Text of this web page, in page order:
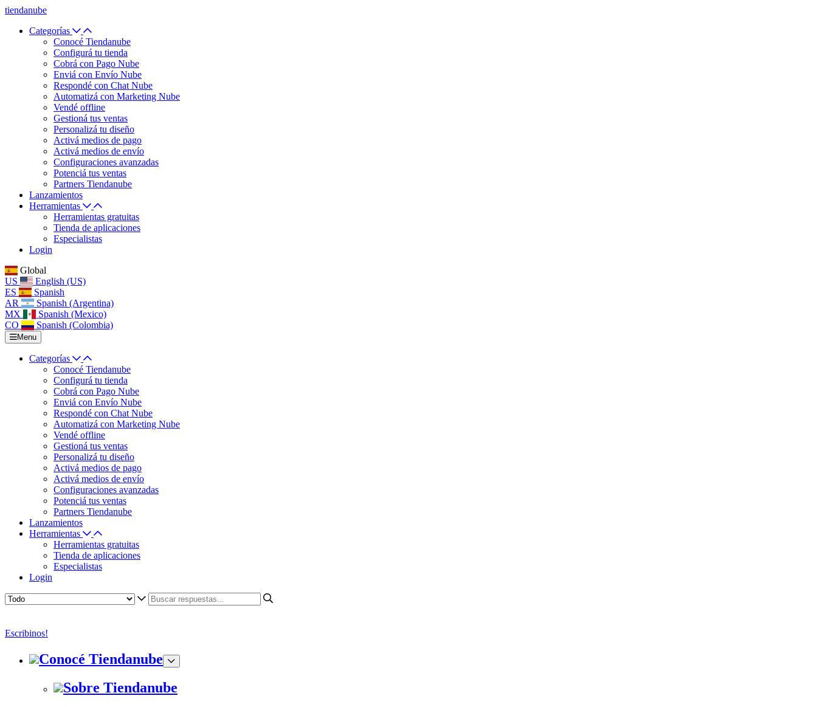
tiendanube
Categorías
Conocé Tiendanube
Configurá tu tienda
Cobrá con Pago Nube
Enviá con Envío Nube
Respondé con Chat Nube
Automatizá con Marketing Nube
Vendé offline
Gestioná tus ventas
Personalizá tu diseño
Activá medios de pago
Activá medios de envío
Configuraciones avanzadas
Potenciá tus ventas
Partners Tiendanube
Lanzamientos
Herramientas
Herramientas gratuitas
Tienda de aplicaciones
Especialistas
Login
Global
US
English (US)
ES
Spanish
AR
Spanish (Argentina)
MX
Spanish (Mexico)
CO
Spanish (Colombia)
Menu
Categorías
Conocé Tiendanube
Configurá tu tienda
Cobrá con Pago Nube
Enviá con Envío Nube
Respondé con Chat Nube
Automatizá con Marketing Nube
Vendé offline
Gestioná tus ventas
Personalizá tu diseño
Activá medios de pago
Activá medios de envío
Configuraciones avanzadas
Potenciá tus ventas
Partners Tiendanube
Lanzamientos
Herramientas
Herramientas gratuitas
Tienda de aplicaciones
Especialistas
Login
Escribinos!
Conocé Tiendanube
Sobre Tiendanube